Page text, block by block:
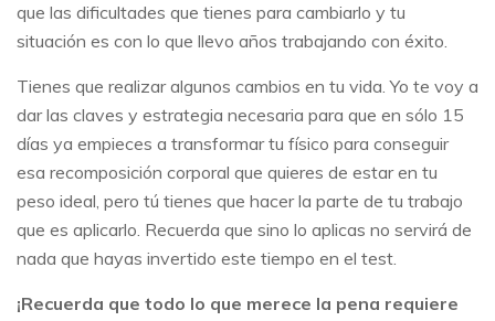
que las dificultades que tienes para cambiarlo y tu
situación es con lo que llevo años trabajando con éxito.
Tienes que realizar algunos cambios en tu vida. Yo te voy a
dar las claves y estrategia necesaria para que en sólo 15
días ya empieces a transformar tu físico para conseguir
esa recomposición corporal que quieres de estar en tu
peso ideal, pero tú tienes que hacer la parte de tu trabajo
que es aplicarlo. Recuerda que sino lo aplicas no servirá de
nada que hayas invertido este tiempo en el test.
¡Recuerda que todo lo que merece la pena requiere